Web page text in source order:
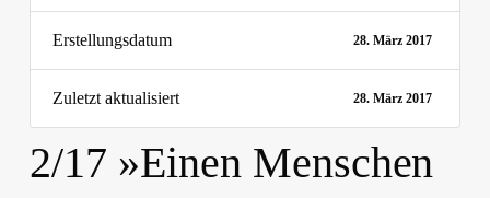
Erstellungsdatum 28. März 2017
Zuletzt aktualisiert 28. März 2017
2/17 »Einen Menschen